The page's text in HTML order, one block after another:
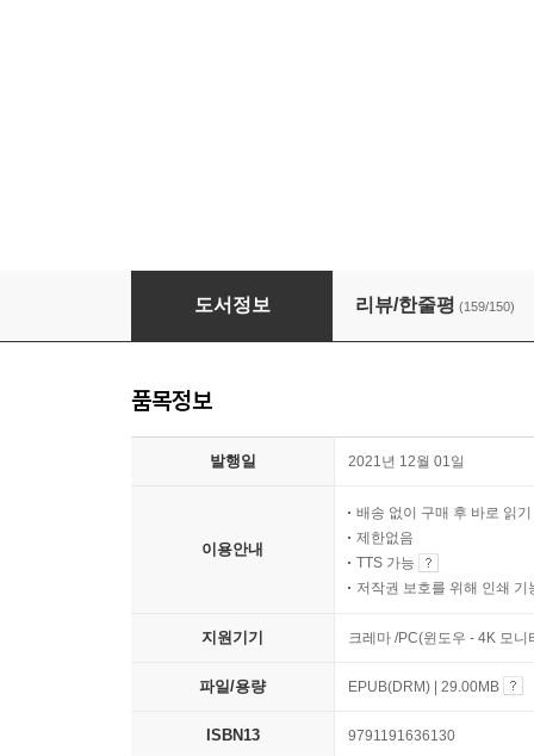
결국엔, 자기 발견
도서정보 리뷰/한줄평 (159/150)
품목정보
발행일 2021년 12월 01일
이용안내
배송 없이 구매 후 바로 읽기
제한없음
TTS 가능
저작권 보호를 위해 인쇄 기
지원기기 크레마 /PC(윈도우 - 4K 모
파일/용량 EPUB(DRM) | 29.00MB
ISBN13 9791191636130